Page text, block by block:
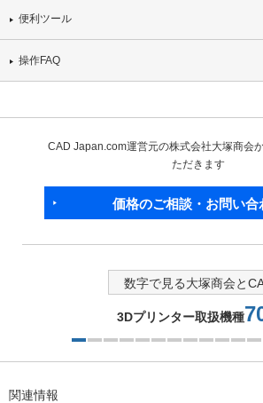
便利ツール
操作FAQ
CAD Japan.com運営元の株式会社大塚商会
ただきます
価格のご相談・お問い合
数字で見る大塚商会と
3Dプリンター取扱機種
関連情報